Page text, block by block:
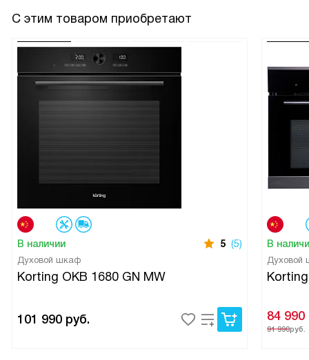
С этим товаром приобретают
В наличии 5 (5)
Духовой шкаф
Korting OKB 1680 GN MW
101 990 руб.
В
Духовой
84 990
91 990руб.